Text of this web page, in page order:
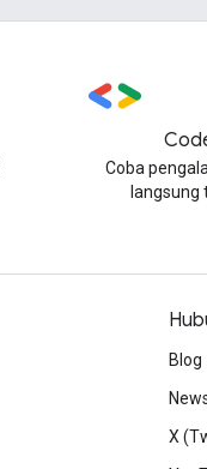
Coba
langsung
Blog
X